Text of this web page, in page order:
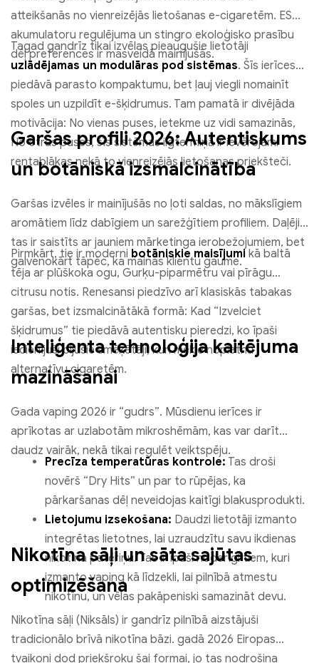
atteikšanās no vienreizējās lietošanas e-cigaretēm. ES
akumulatoru regulējuma un stingro ekoloģisko prasību
dēļ preferences ir masveidā mainījušās.
Tagad gandrīz tikai izvēlas pieaugušie lietotāji
uzlādējamas un modulāras pod sistēmas. Šīs ierīces
piedāvā parasto kompaktumu, bet ļauj viegli nomainīt
spoles un uzpildīt e-šķidrumus. Tam pamatā ir divējāda
motivācija: No vienas puses, ietekme uz vidi samazinās,
No otras puses, šīs sistēmas ilgtermiņā ir ievērojami
rentablākas nekā to vienreizējās lietošanas priekšteči.
Garšas profili 2026: Autentiskums
un botāniskā izsmalcinātība
Garšas izvēles ir mainījušās no ļoti saldas, no mākslīgiem
aromātiem līdz dabīgiem un sarežģītiem profiliem. Daļēji
tas ir saistīts ar jauniem mārketinga ierobežojumiem, bet
galvenokārt tāpēc, ka mainās klientu gaume.
Pirmkārt, tie ir moderni botāniskie maisījumi kā baltā
tēja ar plūškoka ogu, Gurķu-piparmētru vai pīrāgu
citrusu notis. Renesansi piedzīvo arī klasiskās tabakas
garšas, bet izsmalcinātākā formā: Kad “Izvelciet
šķidrumus” tie piedāvā autentisku pieredzi, ko īpaši
iecienījuši bijušie smēķētāji, kuri meklē nopietnu
alternatīvu cigaretēm.
Inteliģenta tehnoloģija kaitējuma
mazināšanai
Gada vaping 2026 ir “gudrs”. Mūsdienu ierīces ir
aprīkotas ar uzlabotām mikroshēmām, kas var darīt
daudz vairāk, nekā tikai regulēt veiktspēju.
Precīza temperatūras kontrole: Tas droši
novērš “Dry Hits” un par to rūpējas, ka
pārkaršanas dēļ neveidojas kaitīgi blakusprodukti.
Lietojumu izsekošana: Daudzi lietotāji izmanto
integrētas lietotnes, lai uzraudzītu savu ikdienas
nikotīna patēriņu. Tas ir īpaši noderīgi tiem, kuri
izmanto vaping kā līdzekli, lai pilnībā atmestu
nikotīnu, un vēlas pakāpeniski samazināt devu.
Nikotīna sāļi un sāta sajūtas
optimizēšana
Nikotīna sāļi (Niksāls) ir gandrīz pilnībā aizstājuši
tradicionālo brīvā nikotīna bāzi. gadā 2026 Eiropas
tvaikoņi dod priekšroku šai formai, jo tas nodrošina